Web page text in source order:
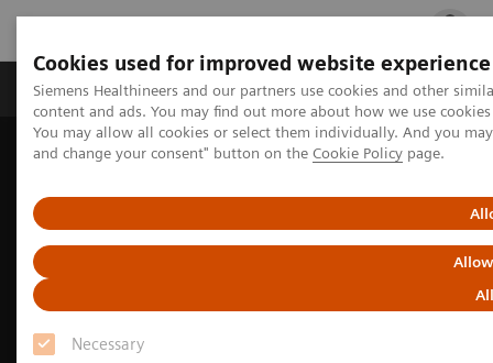
Cookies used for improved website experience
Siemens Healthineers and our partners use cookies and other
content and ads. You may find out more about how we use
You may allow all cookies or select them individually. And you
and change your consent" button on the Cookie Policy page.
Necessary
Fachbereiche Healthcare Management
Startseite
Medizinische Bildgebung
MRT-Nachhaltigkeit: Weniger ist mehr